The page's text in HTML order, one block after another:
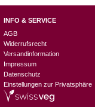
INFO & SERVICE
AGB
Widerrufsrecht
Versandinformation
Impressum
Datenschutz
Einstellungen zur Privatsphäre